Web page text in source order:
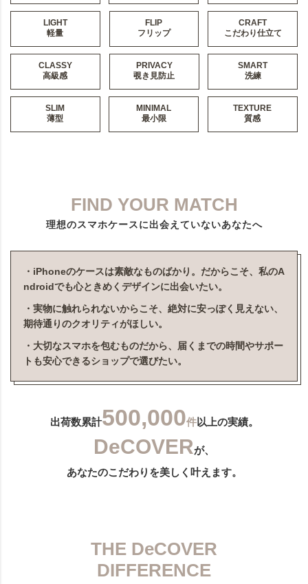
LIGHT
軽量
FLIP
フリップ
CRAFT
こだわり仕立て
CLASSY
高級感
PRIVACY
覗き見防止
SMART
洗練
SLIM
薄型
MINIMAL
最小限
TEXTURE
質感
FIND YOUR MATCH
理想のスマホケースに出会えていないあなたへ
・iPhoneのケースは素敵なものばかり。だからこそ、私のA
ndroidでも心ときめくデザインに出会いたい。
・実物に触れられないからこそ、絶対に安っぽく見えない、
期待通りのクオリティがほしい。
・大切なスマホを包むものだから、届くまでの時間やサポー
トも安心できるショップで選びたい。
出荷数累計500,000件以上の実績。
DeCOVERが、
あなたのこだわりを美しく叶えます。
THE DeCOVER
DIFFERENCE